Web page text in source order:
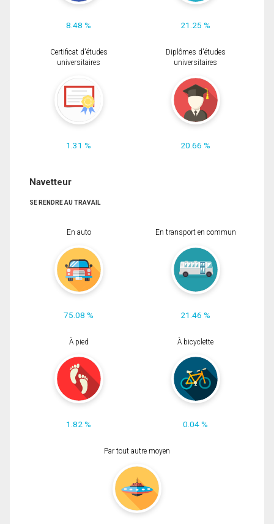
8.48 % 21.25 %
Certificat d'études
universitaires
1.31 %
Diplômes d'études
universitaires
20.66 %
Navetteur
SE RENDRE AU TRAVAIL
En auto
75.08 %
En transport en commun
21.46 %
À pied
1.82 %
À bicyclette
0.04 %
Par tout autre moyen